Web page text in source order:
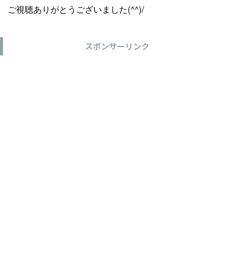
ご視聴ありがとうございました(^^)/
スポンサーリンク